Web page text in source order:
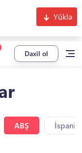
Yüklə
Daxil ol
ABŞ